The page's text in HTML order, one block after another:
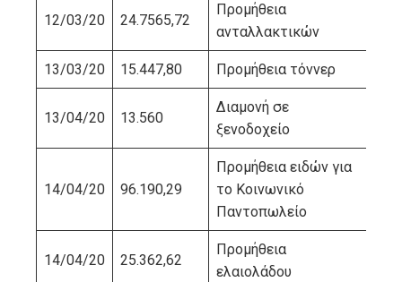
12/03/20 24.7565,72
Προμήθεια
ανταλλακτικών
13/03/20 15.447,80 Προμήθεια τόννερ
13/04/20 13.560
Διαμονή σε
ξενοδοχείο
14/04/20 96.190,29
Προμήθεια ειδών για
το Κοινωνικό
Παντοπωλείο
14/04/20 25.362,62
Προμήθεια
ελαιολάδου